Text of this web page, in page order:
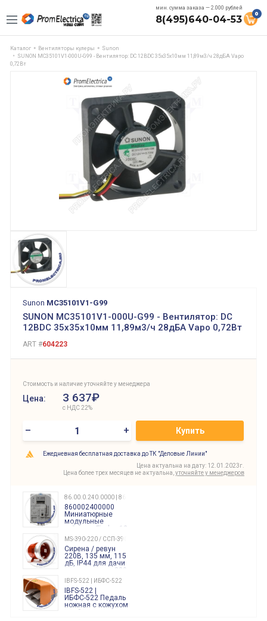
мин. сумма заказа — 2.000 рублей
8(495)640-04-53 0
Каталог Вентиляторы кулеры
Sunon
SUNON MC35101V1-000U-G99 - Вентилятор: DC 12ВDC 35x35x10мм 11,89м3/ч 28дБА Vapo
0,72Вт
Sunon MC35101V1-G99
SUNON MC35101V1-000U-G99 - Вентилятор: DC
12ВDC 35x35x10мм 11,89м3/ч 28дБА Vapo 0,72Вт
ART #604223
Стоимость и наличие уточняйте у менеджера
Цена: 3 637₽
с НДС 22%
– + Купить
Ежедневная бесплатная доставка до ТК "Деловые Линии"
Цена актуальна на дату: 12.01.2023г.
Цена более трех месяцев не актуальна, уточняйте у менеджеров
86.00.0.240.0000 | 860002400000
860002400000
Миниатюрные
модульные
таймеры Finder, 12-
240 Вольт AC/DC
Finder
86.00.0.240.0000
MS-390-220 / ССП-390 220В
Сирена / ревун
220В, 135 мм, 115
дБ, IP44 для дачи
производства 220
Вольт звук ситены
"пожарная
тревога"
IBFS-522 | ИБФС-522
IBFS-522 |
ИБФС-522 Педаль
ножная с кожухом
двойная,